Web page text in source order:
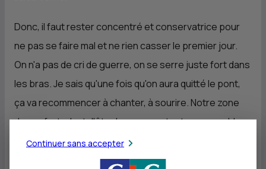
Donc, il faut rester concentré et conservatrice pour
ne pas se faire mal et ne rien casser le premier jour.
On n'a pas de cri de guerre, on se serre juste fort dans
les bras. Je sais qu'une fois qu'on aura quitté le pont,
ça va recommencer à chanter, à sourire. Notre zone
de confort, c'est d'être heureuses toutes ensemble.
Je vois beaucoup d'émotions dans les yeux des filles
et je suis contente de les embarquer là-dedans.
Continuer sans accepter